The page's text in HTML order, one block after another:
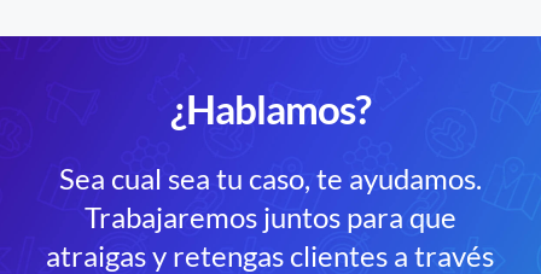
¿Hablamos?
Sea cual sea tu caso, te ayudamos.
Trabajaremos juntos para que
atraigas y retengas clientes a través